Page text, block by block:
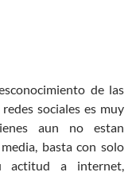
de las
sociales es muy
aun no estan
basta con solo
actitud a internet,